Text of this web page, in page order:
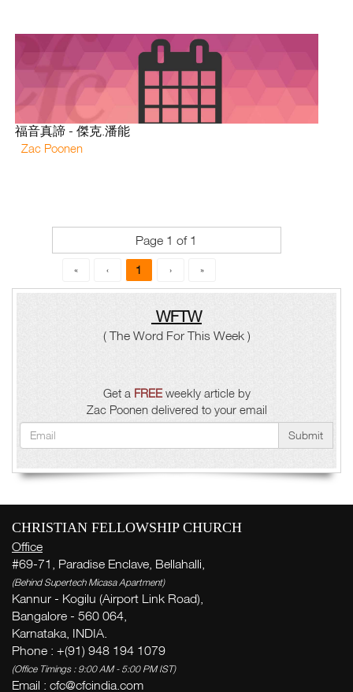
福音真諦 - 傑克.潘能
Zac Poonen
Page 1 of 1
« ‹ 1 › »
WFTW
( The Word For This Week )
Get a FREEweekly article by
Zac Poonen delivered to your email
Submit
CHRISTIAN FELLOWSHIP CHURCH
Office
#69-71, Paradise Enclave, Bellahalli,
(Behind Supertech Micasa Apartment)
Kannur - Kogilu (Airport Link Road),
Bangalore - 560 064,
Karnataka, INDIA.
Phone : +(91) 948 194 1079
(Office Timings : 9:00 AM - 5:00 PM IST)
Email : cfc@cfcindia.com